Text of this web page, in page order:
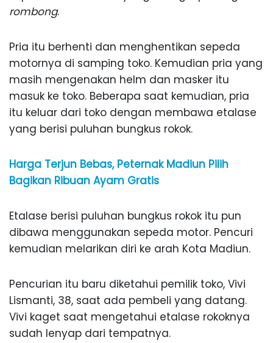
rombong.
Pria itu berhenti dan menghentikan sepeda
motornya di samping toko. Kemudian pria yang
masih mengenakan helm dan masker itu
masuk ke toko. Beberapa saat kemudian, pria
itu keluar dari toko dengan membawa etalase
yang berisi puluhan bungkus rokok.
Harga Terjun Bebas, Peternak Madiun Pilih
Bagikan Ribuan Ayam Gratis
Etalase berisi puluhan bungkus rokok itu pun
dibawa menggunakan sepeda motor. Pencuri
kemudian melarikan diri ke arah Kota Madiun.
Pencurian itu baru diketahui pemilik toko, Vivi
Lismanti, 38, saat ada pembeli yang datang.
Vivi kaget saat mengetahui etalase rokoknya
sudah lenyap dari tempatnya.